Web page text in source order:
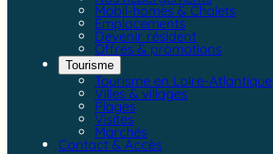
Mobil-homes & Chalets
Emplacements
Devenir résident
Offres & promotions
Tourisme
Tourisme en Loire-Atlantique
Villes & villages
Plages
Visites
Marchés
Contact & Accès